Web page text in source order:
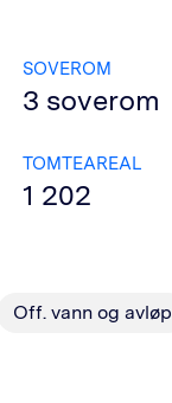
SOVEROM
3 soverom
TOMTEAREAL
1 202
Off. vann og avløp